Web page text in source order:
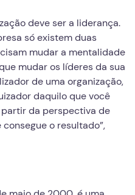
deve ser a liderança.
só existem duas
mudar a mentalidade
mudar os líderes da sua
de uma organização,
daquilo que você
da perspectiva de
o resultado”,